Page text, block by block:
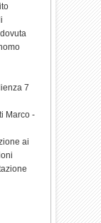
7
Marco -
ai